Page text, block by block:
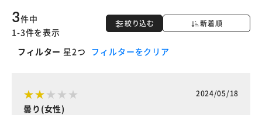
絞り込む 新着順
3件中
1-3件を表示
フィルター 星2つ フィルターをクリア
2024/05/18
曇り(女性)